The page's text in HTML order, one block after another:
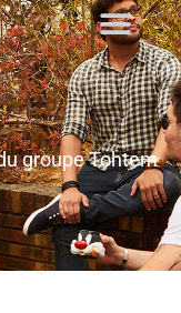
groupe Tohtem